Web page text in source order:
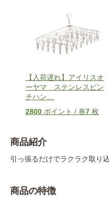
【入荷遅れ】アイリスオ
ーヤマ ステンレスピン
チハン
2800 ポイント / 券7 枚
商品紹介
引っ張るだけでラクラク取り込
商品の特徴